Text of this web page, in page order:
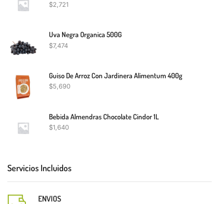
$2,721
Uva Negra Organica 500G
$7,474
Guiso De Arroz Con Jardinera Alimentum 400g
$5,690
Bebida Almendras Chocolate Cindor 1L
$1,640
Servicios Incluidos
ENVIOS